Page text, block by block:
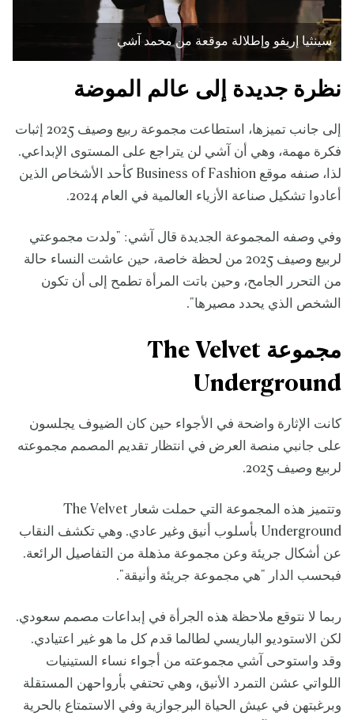
سينثيا إريفو وإطلالة موقعة من محمد آشي
نظرة جديدة إلى عالم الموضة
إلى جانب تميزها، استطاعت مجموعة ربيع وصيف 2025 إثبات
فكرة مهمة، وهي أن آشي لن يتراجع على المستوى الإبداعي.
لذا، صنفه موقع Business of Fashion كأحد الأشخاص الذين
أعادوا تشكيل صناعة الأزياء العالمية في العام 2024.
وفي وصفه المجموعة الجديدة قال آشي: "ولدت مجموعتي
لربيع وصيف 2025 من لحظة خاصة، حين عاشت النساء حالة
من التحرر الجامح، وحين باتت المرأة تطمح إلى أن تكون
الشخص الذي يحدد مصيرها".
مجموعة The Velvet
Underground
كانت الإثارة واضحة في الأجواء حين كان الضيوف يجلسون
على جانبي منصة العرض في انتظار تقديم المصمم مجموعته
لربيع وصيف 2025.
وتتميز هذه المجموعة التي حملت شعار The Velvet
Underground بأسلوب أنيق وغير عادي. وهي تكشف النقاب
عن أشكال جريئة وعن مجموعة مذهلة من التفاصيل الرائعة.
فبحسب الدار "هي مجموعة جريئة وأنيقة".
ربما لا نتوقع ملاحظة هذه الجرأة في إبداعات مصمم سعودي.
لكن الاستوديو الباريسي لطالما قدم كل ما هو غير اعتيادي.
وقد واستوحى آشي مجموعته من أجواء نساء الستينيات
اللواتي عشن التمرد الأنيق، وهي تحتفي بأرواحهن المستقلة
وبرغبتهن في عيش الحياة البرجوازية وفي الاستمتاع بالحرية